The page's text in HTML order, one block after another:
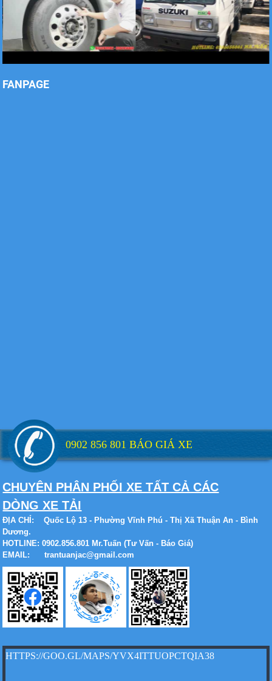
Xe tải Foton 990kg
Xe tải Foton 990kg
Xe tải Foton 990kg
FANPAGE
0902 856 801 BÁO GIÁ XE
CHUYÊN PHÂN PHỐI XE TẤT CẢ CÁC
DÒNG XE TẢI
ĐỊA CHỈ:
Quốc Lộ 13 - Phường Vĩnh Phú - Thị Xã Thuận An - Bình
Dương.
HOTLINE: 0902.856.801 Mr.Tuấn (Tư Vấn - Báo Giá)
EMAIL: trantuanjac@gmail.com
HTTPS://GOO.GL/MAPS/YVX4ITTUOPCTQIA38